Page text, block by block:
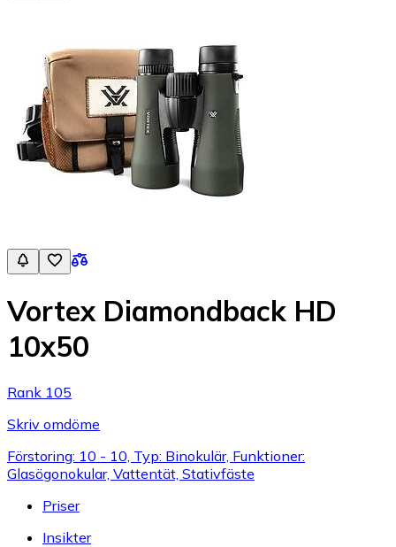
Vortex Diamondback HD
10x50
Rank 105
Skriv omdöme
Förstoring: 10 - 10, Typ: Binokulär, Funktioner:
Glasögonokular, Vattentät, Stativfäste
Priser
Insikter